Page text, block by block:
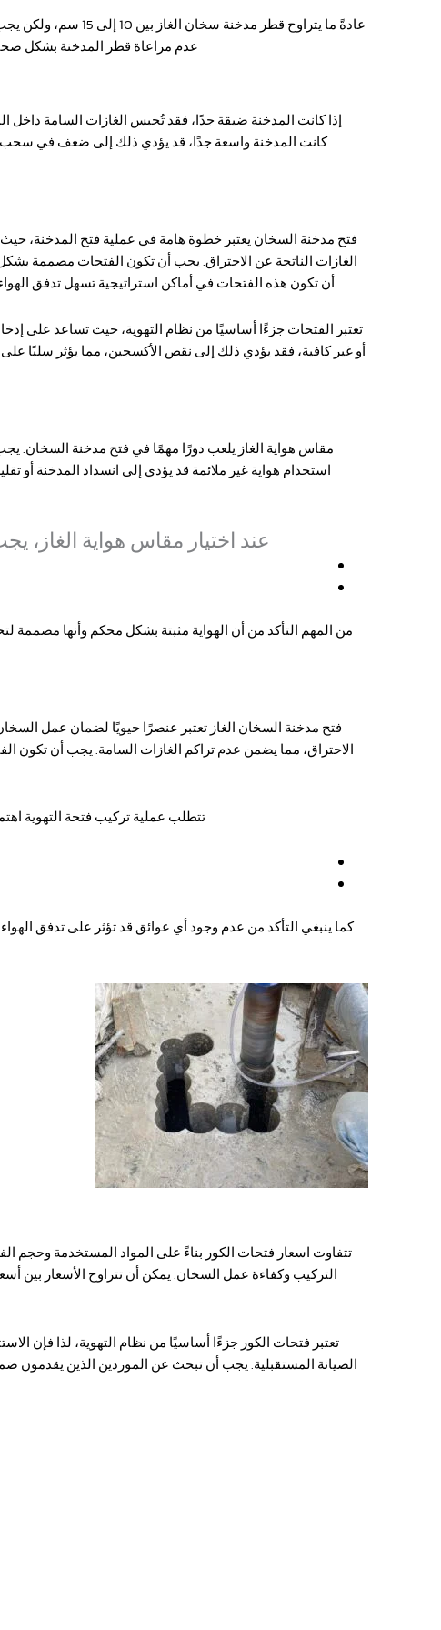
عادةً ما يتراوح قطر
عدم مراعاة قطر المدخنة بشكل
إذا كانت المدخنة ضيقة جدًا، فقد تُحبس الغازات السامة
كانت المدخنة واسعة جدًا، قد يؤدي ذلك إلى ضعف في سحب
فتح مدخنة السخان يعتبر خطوة هامة في عملية فتح المدخنة،
الغازات الناتجة عن الاحتراق. يجب أن تكون الفتحات مصممة
أن تكون هذه الفتحات في أماكن استراتيجية تسهل تدفق
تعتبر الفتحات جزءًا أساسيًا من نظام التهوية، حيث تساعد على
أو غير كافية، فقد يؤدي ذلك إلى نقص الأكسجين، مما يؤثر سلبًا
مقاس هواية الغاز يلعب دورًا مهمًا في فتح مدخنة السخان.
استخدام هواية غير ملائمة قد يؤدي إلى انسداد المدخنة أو
عند اختيار مقاس هواية الغاز،
من المهم التأكد من أن الهواية مثبتة بشكل محكم وأنها
فتح مدخنة السخان الغاز تعتبر عنصرًا حيويًا لضمان عمل
الاحتراق، مما يضمن عدم تراكم الغازات السامة. يجب أن تكون
تتطلب عملية تركيب فتحة التهوية
كما ينبغي التأكد من عدم وجود أي عوائق قد تؤثر على تدفق
تتفاوت اسعار فتحات الكور بناءً على المواد المستخدمة وحجم
التركيب وكفاءة عمل السخان. يمكن أن تتراوح الأسعار بين
تعتبر فتحات الكور جزءًا أساسيًا من نظام التهوية، لذا فإن
الصيانة المستقبلية. يجب أن تبحث عن الموردين الذين